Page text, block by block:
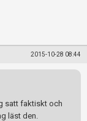
2015-10-28 08:44
satt faktiskt och
läst den.